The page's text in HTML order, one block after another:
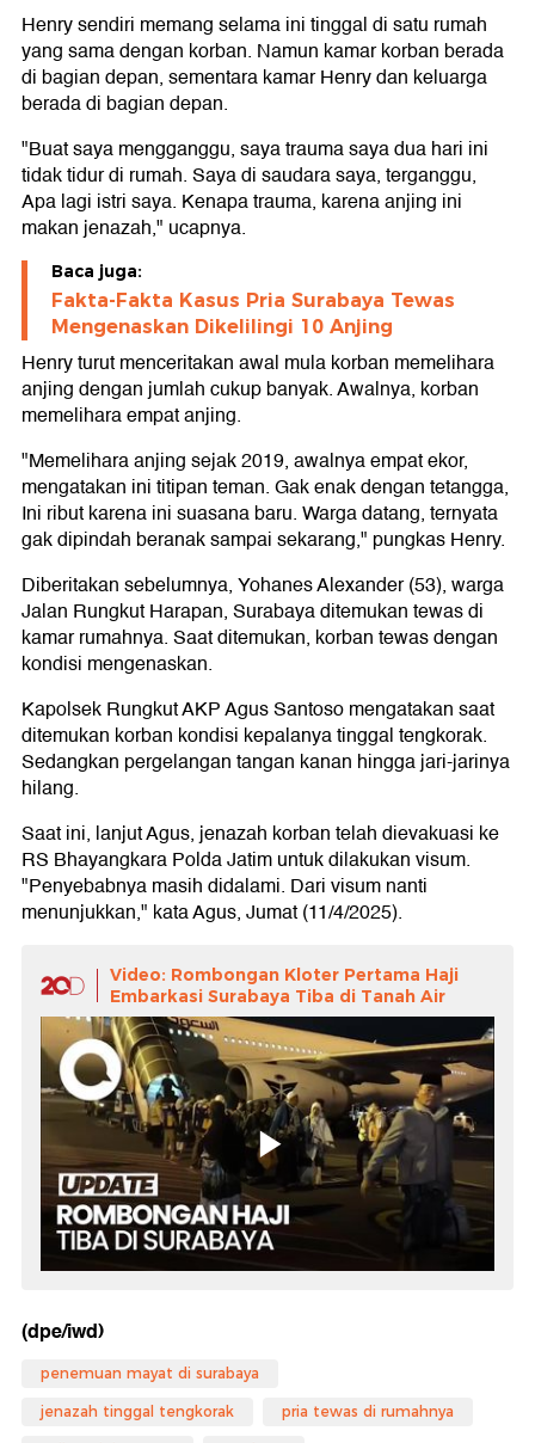
Henry sendiri memang selama ini tinggal di satu rumah
yang sama dengan korban. Namun kamar korban berada
di bagian depan, sementara kamar Henry dan keluarga
berada di bagian depan.
"Buat saya mengganggu, saya trauma saya dua hari ini
tidak tidur di rumah. Saya di saudara saya, terganggu,
Apa lagi istri saya. Kenapa trauma, karena anjing ini
makan jenazah," ucapnya.
Baca juga:
Fakta-Fakta Kasus Pria Surabaya Tewas
Mengenaskan Dikelilingi 10 Anjing
Henry turut menceritakan awal mula korban memelihara
anjing dengan jumlah cukup banyak. Awalnya, korban
memelihara empat anjing.
"Memelihara anjing sejak 2019, awalnya empat ekor,
mengatakan ini titipan teman. Gak enak dengan tetangga,
Ini ribut karena ini suasana baru. Warga datang, ternyata
gak dipindah beranak sampai sekarang," pungkas Henry.
Diberitakan sebelumnya, Yohanes Alexander (53), warga
Jalan Rungkut Harapan, Surabaya ditemukan tewas di
kamar rumahnya. Saat ditemukan, korban tewas dengan
kondisi mengenaskan.
Kapolsek Rungkut AKP Agus Santoso mengatakan saat
ditemukan korban kondisi kepalanya tinggal tengkorak.
Sedangkan pergelangan tangan kanan hingga jari-jarinya
hilang.
Saat ini, lanjut Agus, jenazah korban telah dievakuasi ke
RS Bhayangkara Polda Jatim untuk dilakukan visum.
"Penyebabnya masih didalami. Dari visum nanti
menunjukkan," kata Agus, Jumat (11/4/2025).
Video: Rombongan Kloter Pertama Haji
Embarkasi Surabaya Tiba di Tanah Air
(dpe/iwd)
penemuan mayat di surabaya
jenazah tinggal tengkorak pria tewas di rumahnya